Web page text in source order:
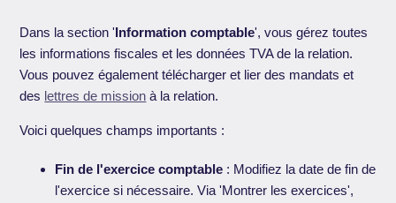
Dans la section ' Information comptable', vous gérez toutes
les informations fiscales et les données TVA de la relation.
Vous pouvez également télécharger et lier des mandats et
des lettres de mission à la relation.
Voici quelques champs importants :
Fin de l'exercice comptable : Modifiez la date de fin de
l'exercice si nécessaire. Via 'Montrer les exercices',